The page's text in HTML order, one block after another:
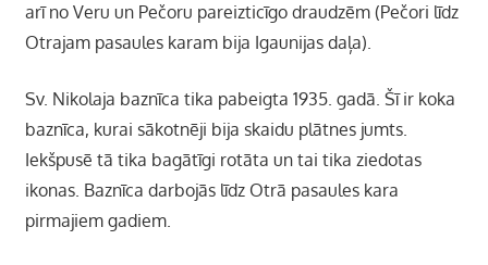
arī no Veru un Pečoru pareizticīgo draudzēm (Pečori līdz
Otrajam pasaules karam bija Igaunijas daļa).
Sv. Nikolaja baznīca tika pabeigta 1935. gadā. Šī ir koka
baznīca, kurai sākotnēji bija skaidu plātnes jumts.
Iekšpusē tā tika bagātīgi rotāta un tai tika ziedotas
ikonas. Baznīca darbojās līdz Otrā pasaules kara
pirmajiem gadiem.